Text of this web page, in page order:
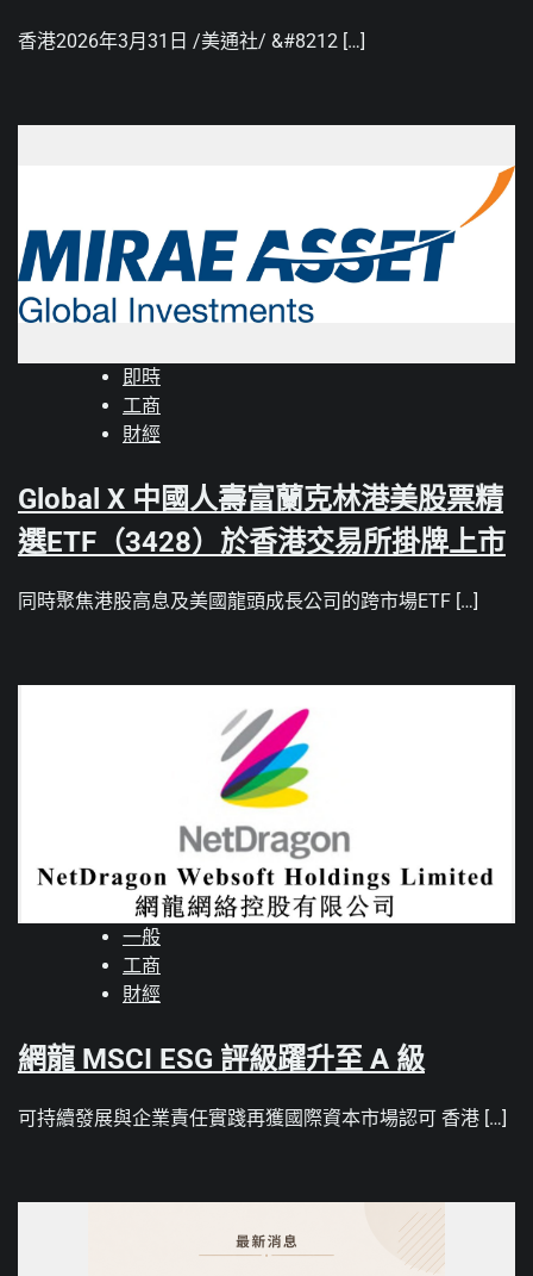
香港2026年3月31日 /美通社/ &#8212 […]
即時
工商
財經
Global X 中國人壽富蘭克林港美股票精
選ETF（3428）於香港交易所掛牌上市
同時聚焦港股高息及美國龍頭成長公司的跨市場ETF […]
一般
工商
財經
網龍 MSCI ESG 評級躍升至 A 級
可持續發展與企業責任實踐再獲國際資本市場認可 香港 […]